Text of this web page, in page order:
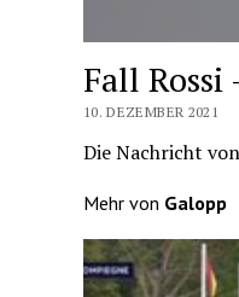
Fall Rossi
10. DEZEMBER 2021
Die Nachricht
Mehr von Galopp